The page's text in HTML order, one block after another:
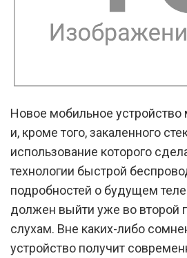
Новое мобильное устройство
и, кроме того, закаленного
использование которого
технологии быстрой
подробностей о будущем
должен выйти уже во второй
слухам. Вне каких-либо
устройство получит